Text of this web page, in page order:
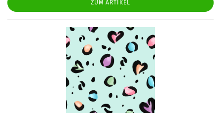
ZUM ARTIKEL